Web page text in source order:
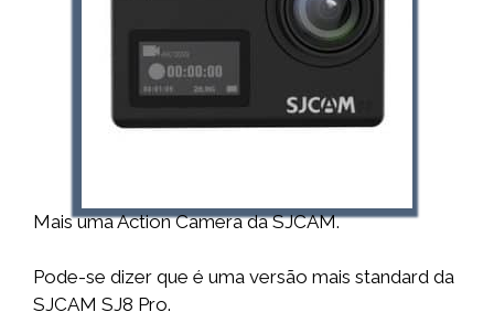
Mais uma Action Camera da SJCAM.
Pode-se dizer que é uma versão mais standard da
SJCAM SJ8 Pro.